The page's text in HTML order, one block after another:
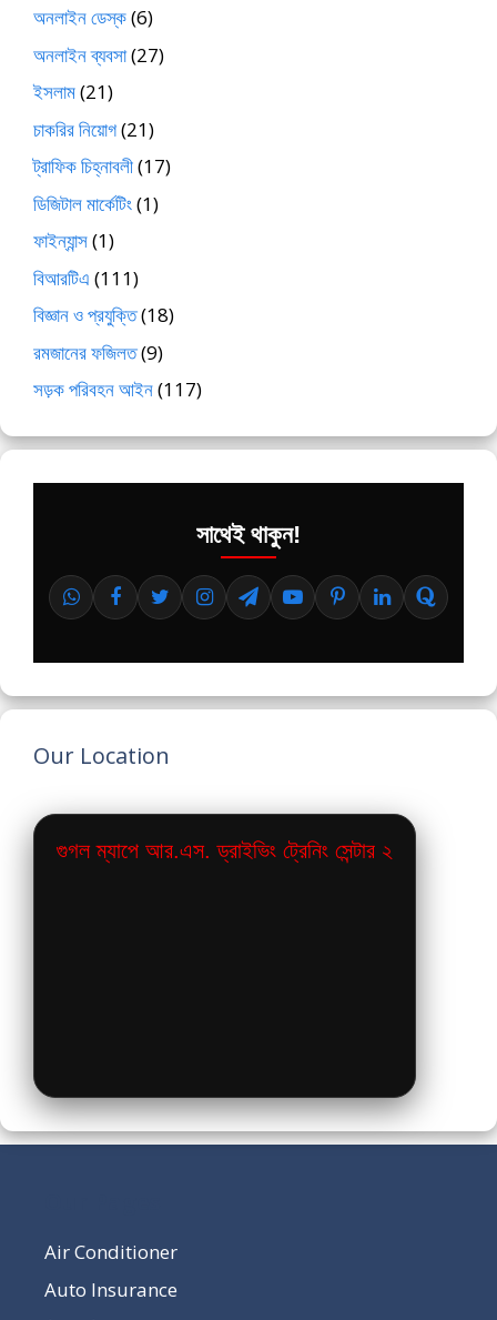
অনলাইন ডেস্ক(6)
অনলাইন ব্যবসা(27)
ইসলাম(21)
চাকরির নিয়োগ(21)
ট্রাফিক চিহ্নাবলী(17)
ডিজিটাল মার্কেটিং(1)
ফাইন্যান্স(1)
বিআরটিএ (111)
বিজ্ঞান ও প্রযুক্তি(18)
রমজানের ফজিলত(9)
সড়ক পরিবহন আইন(117)
সাথেই থাকুন!
Our Location
গুগল ম্যাপে আর.এস. ড্রাইভিং ট্রেনিং সেন্টার ২
Air Conditioner
Auto Insurance